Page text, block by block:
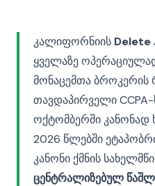
კალიფორნიის Delete
ყველაზე
მონაცემთა ბროკერის
თავდაპირველი
ოქტომბერში
2026 წლებში
კანონი ქმნის
ცენტრალიზებულ